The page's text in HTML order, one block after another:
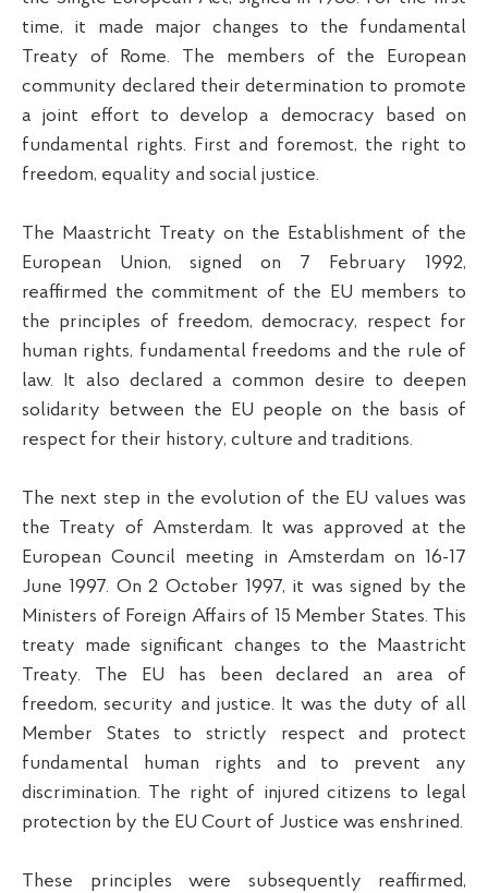
time, it made major changes to the fundamental
Treaty of Rome. The members of the European
community declared their determination to promote
a joint effort to develop a democracy based on
fundamental rights. First and foremost, the right to
freedom, equality and social justice.
The Maastricht Treaty on the Establishment of the
European Union, signed on 7 February 1992,
reaffirmed the commitment of the EU members to
the principles of freedom, democracy, respect for
human rights, fundamental freedoms and the rule of
law. It also declared a common desire to deepen
solidarity between the EU people on the basis of
respect for their history, culture and traditions.
The next step in the evolution of the EU values was
the Treaty of Amsterdam. It was approved at the
European Council meeting in Amsterdam on 16-17
June 1997. On 2 October 1997, it was signed by the
Ministers of Foreign Affairs of 15 Member States. This
treaty made significant changes to the Maastricht
Treaty. The EU has been declared an area of
freedom, security and justice. It was the duty of all
Member States to strictly respect and protect
fundamental human rights and to prevent any
discrimination. The right of injured citizens to legal
protection by the EU Court of Justice was enshrined.
These principles were subsequently reaffirmed,